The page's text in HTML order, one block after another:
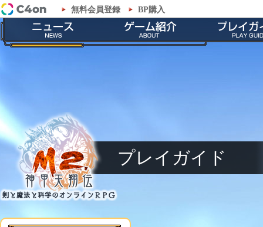
無料会員登録 BP購入
「M2-神甲天翔伝-」プレイガイド - コミュニケーション
プレイガイド